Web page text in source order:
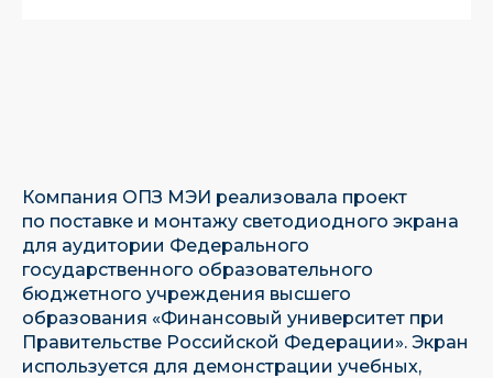
Компания ОПЗ МЭИ реализовала проект
по поставке и монтажу светодиодного экрана
для аудитории Федерального
государственного образовательного
бюджетного учреждения высшего
образования «Финансовый университет при
Правительстве Российской Федерации». Экран
используется для демонстрации учебных,